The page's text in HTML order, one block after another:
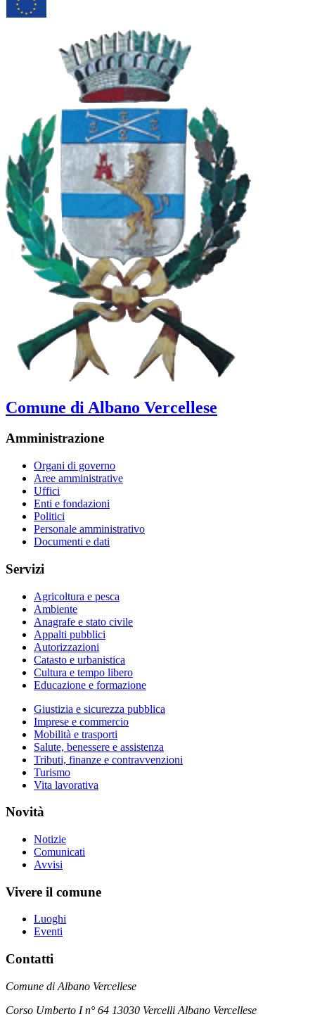
Comune di Albano Vercellese
Amministrazione
Organi di governo
Aree amministrative
Uffici
Enti e fondazioni
Politici
Personale amministrativo
Documenti e dati
Servizi
Agricoltura e pesca
Ambiente
Anagrafe e stato civile
Appalti pubblici
Autorizzazioni
Catasto e urbanistica
Cultura e tempo libero
Educazione e formazione
Giustizia e sicurezza pubblica
Imprese e commercio
Mobilità e trasporti
Salute, benessere e assistenza
Tributi, finanze e contravvenzioni
Turismo
Vita lavorativa
Novità
Notizie
Comunicati
Avvisi
Vivere il comune
Luoghi
Eventi
Contatti
Comune di Albano Vercellese
Corso Umberto I n° 64 13030 Vercelli Albano Vercellese